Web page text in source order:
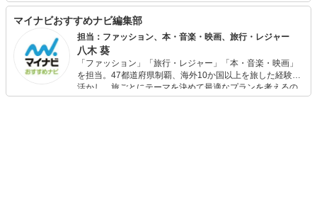
ソムリエの資格も保有。 出版社から独立後、70ほどのメデ
ィアに関わり、客観的、横断的、俯瞰的なファッション分
析を得意とする。そんな視点を活かした［着こなし工学］
を構築中。 また、ライター向けのコミュニティを「DMMオ
ンラインサロン」で運営中。 最近の「マイナビおすすめナ
ビ」の記事においては、商品選びのアドバイスなど、監修
者として携わる。
マイナビおすすめナビ編集部
担当：ファッション、本・音楽・映画、旅行・レジャー
八木 葵
「ファッション」「旅行・レジャー」「本・音楽・映画」
を担当。47都道府県制覇、海外10か国以上を旅した経験を
活かし、旅ごとにテーマを決めて最適なプランを考えるの
が得意。また、アパレルショップでの販売経験もあり。誰